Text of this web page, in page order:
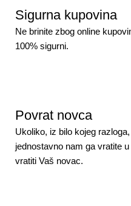
Sigurna kupovina
Ne brinite zbog online
100% sigurni.
Povrat novca
Ukoliko, iz bilo kojeg
jednostavno nam ga vratite
vratiti Vaš novac.